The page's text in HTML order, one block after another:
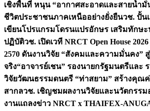
เชิงพื้นที่ หนุน “อากาศสะอาดและสายน้ำ
ชีวิตประชาชนภาคเหนืออย่างยั่งยืนวช. ปั้น
เขียนโปรแกรมโดรนแปรอักษร เสริมทักษ
ปฏิบัติวช. เปิดเวที NRCT Open House
2570 ดันงานวิจัย “สังคมและความมั่นคง”
จริง“อาจารย์เชน” รองนายกรัฐมนตรีและ
วิจัยวัฒนธรรมดนตรี “ท่าสยาม” สร้างคุณ
สากลวช. เชิญชมผลงานวิจัยและนวัตกรร
งานแถลงข่าว NRCT x THAIFEX-